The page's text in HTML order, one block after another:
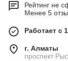
Рейтинг не
Менее 5
Работает с
г. Алматы
проспект